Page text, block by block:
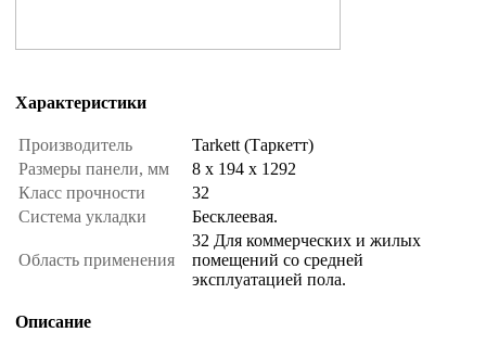
Характеристики
Производитель
Tarkett (Таркетт)
Размеры панели, мм
8 x 194 x 1292
Класс прочности
32
Система укладки
Бесклеевая.
Область применения
32 Для коммерческих и жилых
помещений со средней
эксплуатацией пола.
Описание